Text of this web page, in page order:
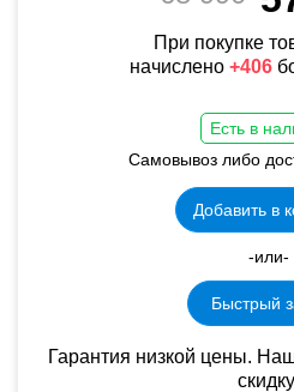
При покупке
начислено +406
Есть в
Самовывоз либо
Добавить в
-или-
Быстрый
Гарантия низкой цены.